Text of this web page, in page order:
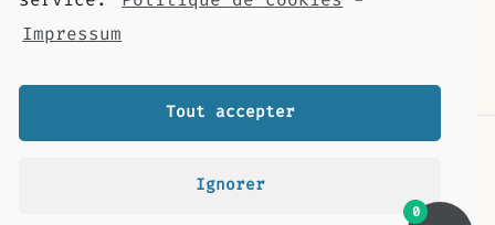
Impressum
Tout accepter
Ignorer
Retour et remboursement
0